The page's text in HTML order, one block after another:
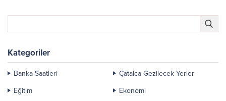
Kategoriler
Banka Saatleri
Çatalca Gezilecek Yerler
Eğitim
Ekonomi